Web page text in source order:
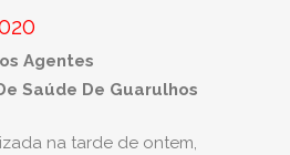
Agentes
Saúde De Guarulhos
na tarde de ontem,